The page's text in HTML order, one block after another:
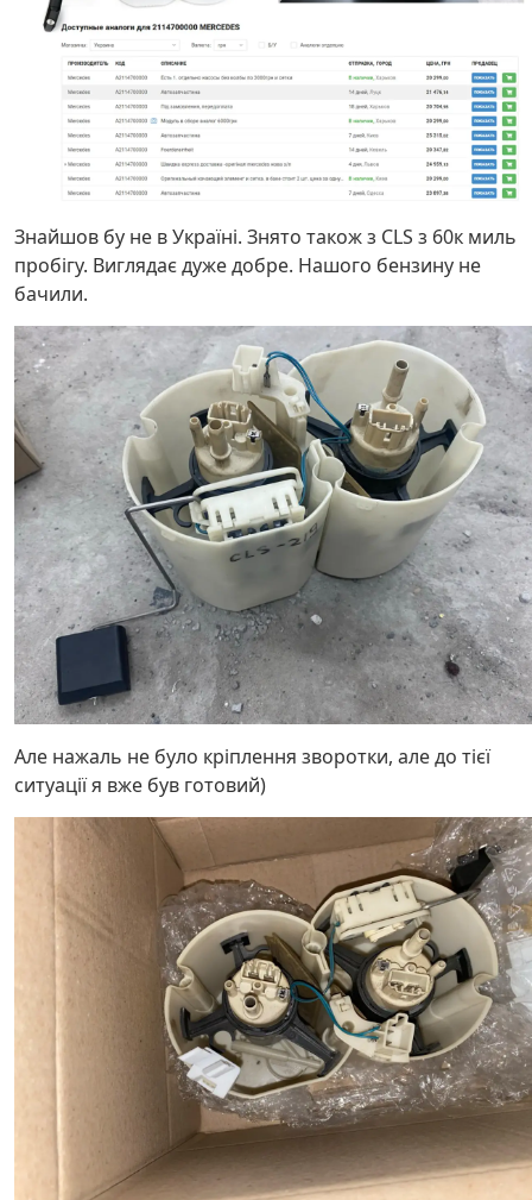
Знайшов бу не в Україні. Знято також з СLS з 60к миль
пробігу. Виглядає дуже добре. Нашого бензину не
бачили.
Але нажаль не було кріплення зворотки, але до тієї
ситуації я вже був готовий)